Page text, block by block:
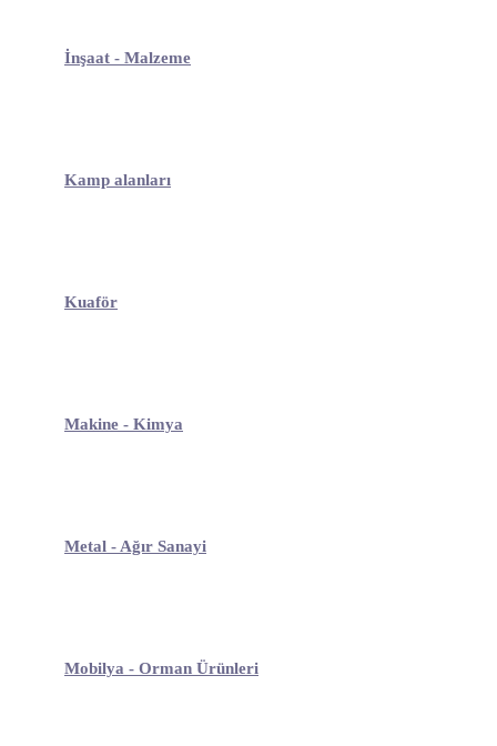
İnşaat - Malzeme
Kamp alanları
Kuaför
Makine - Kimya
Metal - Ağır Sanayi
Mobilya - Orman Ürünleri